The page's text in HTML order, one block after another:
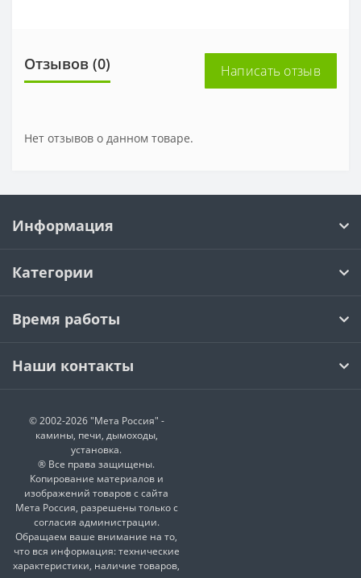
Отзывов (0) Написать отзыв
Нет отзывов о данном товаре.
Информация
Категории
Время работы
Наши контакты
© 2002-2026 "Мета Россия" -
камины, печи, дымоходы,
установка.
® Все права защищены.
Копирование материалов и
изображений товаров с сайта
Мета Россия, разрешены только с
согласия администрации.
Обращаем ваше внимание на то,
что вся информация: технические
характеристики, наличие товаров,